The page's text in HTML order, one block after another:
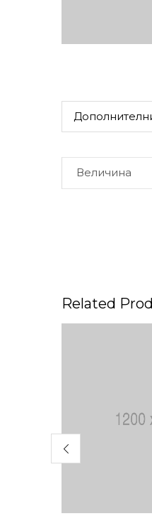
Величина
Related